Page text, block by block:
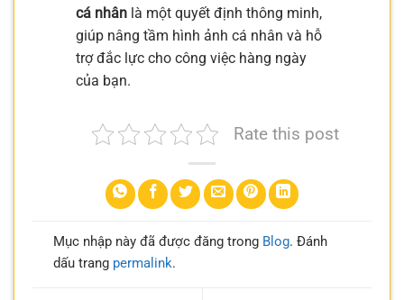
cá nhân là một quyết định thông minh,
giúp nâng tầm hình ảnh cá nhân và hỗ
trợ đắc lực cho công việc hàng ngày
của bạn.
Rate this post
Mục nhập này đã được đăng trong Blog. Đánh
dấu trang permalink.